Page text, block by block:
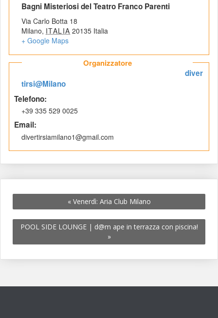
Bagni Misteriosi del Teatro Franco Parenti
Via Carlo Botta 18
Milano, ITALIA 20135 Italia
+ Google Map
Organizzatore
diver
tirsi@Milano
Telefono:
+39 335 529 0025
Email:
divertirsiamilano1@gmail.com
« Venerdì: Aria Club Milano
POOL SIDE LOUNGE | d@m ape in terrazza con piscina!
»